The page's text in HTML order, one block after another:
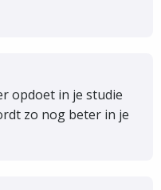
opdoet in je studie
zo nog beter in je